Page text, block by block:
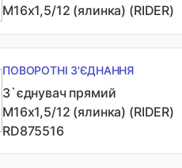
M16х1,5/12 (ялинка) (RIDER)
ПОВОРОТНІ З'ЄДНАННЯ
З`єднувач прямий
M16х1,5/12 (ялинка) (RIDER)
RD875516